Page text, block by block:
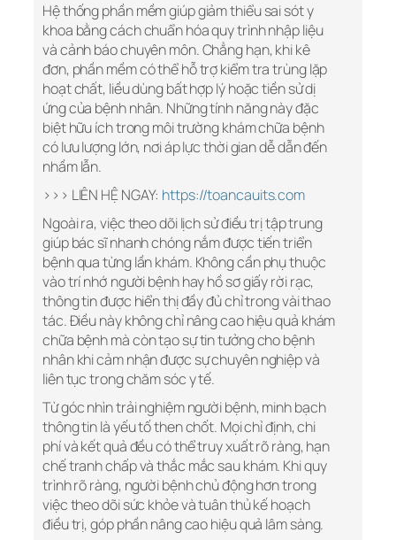
Hệ thống phần mềm giúp giảm thiểu sai sót y
khoa bằng cách chuẩn hóa quy trình nhập liệu
và cảnh báo chuyên môn. Chẳng hạn, khi kê
đơn, phần mềm có thể hỗ trợ kiểm tra trùng lặp
hoạt chất, liều dùng bất hợp lý hoặc tiền sử dị
ứng của bệnh nhân. Những tính năng này đặc
biệt hữu ích trong môi trường khám chữa bệnh
có lưu lượng lớn, nơi áp lực thời gian dễ dẫn đến
nhầm lẫn.
>>> LIÊN HỆ NGAY: https://toancauits.com
Ngoài ra, việc theo dõi lịch sử điều trị tập trung
giúp bác sĩ nhanh chóng nắm được tiến triển
bệnh qua từng lần khám. Không cần phụ thuộc
vào trí nhớ người bệnh hay hồ sơ giấy rời rạc,
thông tin được hiển thị đầy đủ chỉ trong vài thao
tác. Điều này không chỉ nâng cao hiệu quả khám
chữa bệnh mà còn tạo sự tin tưởng cho bệnh
nhân khi cảm nhận được sự chuyên nghiệp và
liên tục trong chăm sóc y tế.
Từ góc nhìn trải nghiệm người bệnh, minh bạch
thông tin là yếu tố then chốt. Mọi chỉ định, chi
phí và kết quả đều có thể truy xuất rõ ràng, hạn
chế tranh chấp và thắc mắc sau khám. Khi quy
trình rõ ràng, người bệnh chủ động hơn trong
việc theo dõi sức khỏe và tuân thủ kế hoạch
điều trị, góp phần nâng cao hiệu quả lâm sàng.